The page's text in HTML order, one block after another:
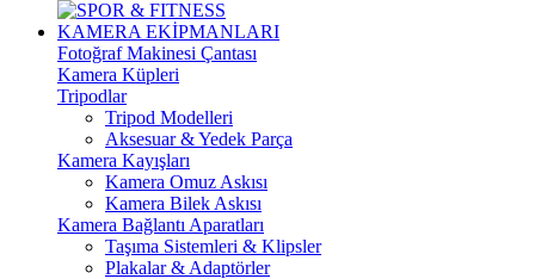
KAMERA EKİPMANLARI
Fotoğraf Makinesi Çantası
Kamera Küpleri
Tripodlar
Tripod Modelleri
Aksesuar & Yedek Parça
Kamera Kayışları
Kamera Omuz Askısı
Kamera Bilek Askısı
Kamera Bağlantı Aparatları
Taşıma Sistemleri & Klipsler
Plakalar & Adaptörler